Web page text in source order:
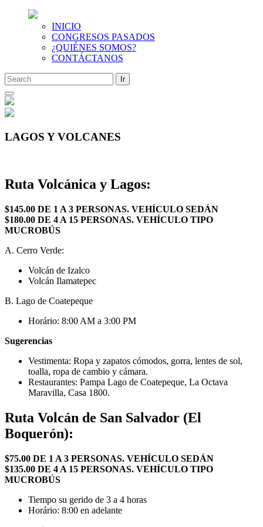
INICIO
CONGRESOS PASADOS
¿QUIÉNES SOMOS?
CONTÁCTANOS
Saltar
al
contenido
LAGOS Y VOLCANES
Ruta Volcánica y Lagos:
$145.00 DE 1 A 3 PERSONAS. VEHÍCULO SEDÁN
$180.00 DE 4 A 15 PERSONAS. VEHÍCULO TIPO
MUCROBÚS
A. Cerro Verde:
Volcán de Izalco
Volcán Ilamatepec
B. Lago de Coatepeque
Horário: 8:00 AM a 3:00 PM
Sugerencias
Vestimenta: Ropa y zapatos cómodos, gorra, lentes de sol,
toalla, ropa de cambio y cámara.
Restaurantes: Pampa Lago de Coatepeque, La Octava
Maravilla, Casa 1800.
Ruta Volcán de San Salvador (El
Boquerón):
$75.00 DE 1 A 3 PERSONAS. VEHÍCULO SEDÁN
$135.00 DE 4 A 15 PERSONAS. VEHÍCULO TIPO
MUCROBÚS
Tiempo su gerido de 3 a 4 horas
Horário: 8:00 en adelante